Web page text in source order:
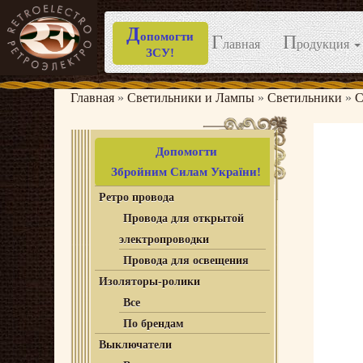
Перейти
содержимому
Допомогти
ЗСУ!
Главная Продукция
Главная » Светильники и Лампы » Светильники »
Допомогти
Збройним Силам України!
Ретро провода
Провода для открытой
электропроводки
Провода для освещения
Изоляторы-ролики
Все
По брендам
Выключатели